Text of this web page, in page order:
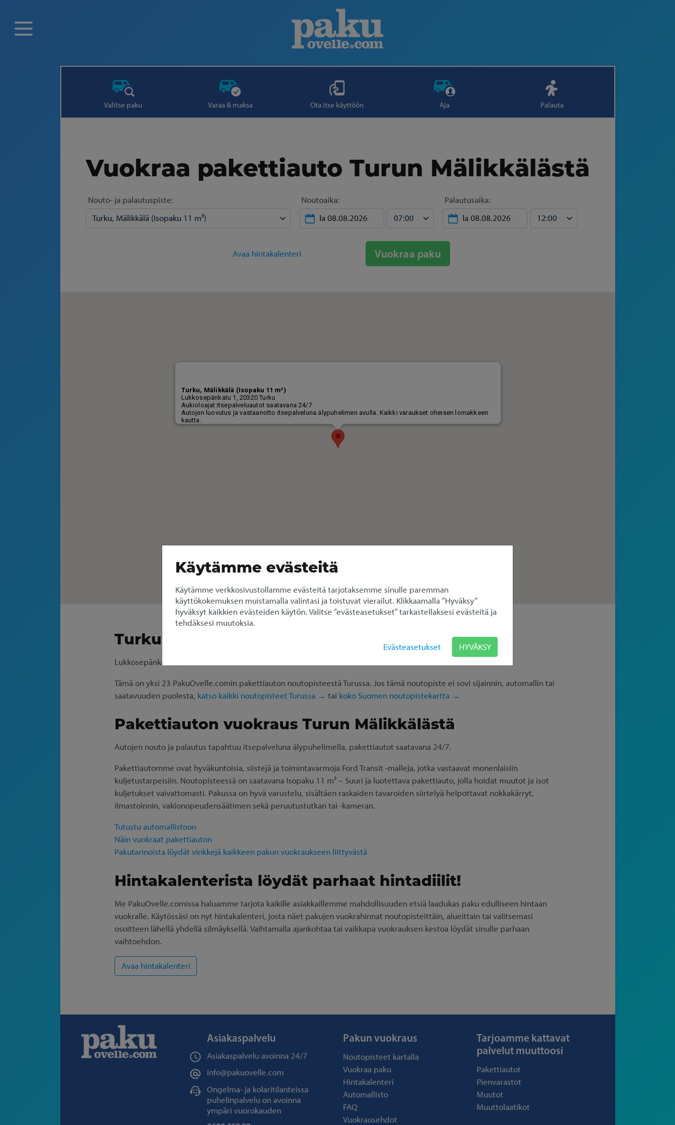
Valitse paku Varaa & maksa Ota itse käyttöön Aja Palauta
Vuokraa pakettiauto Turun Mälikkälästä
Nouto- ja palautuspiste: Noutoaika: Palautusaika:
Avaa hintakalenteri Vuokraa paku
Turku, Mälikkälä (Isopaku 11 m³)
Lukkosepänkatu 1, 20320 Turku
Tämä on yksi 23 PakuOvelle.comin pakettiauton noutopisteestä Turussa. Jos tämä noutopiste ei sovi sijainnin, automallin tai
saatavuuden puolesta, katso kaikki noutopisteet Turussa → tai koko Suomen noutopistekartta →
Pakettiauton vuokraus Turun Mälikkälästä
Autojen nouto ja palautus tapahtuu itsepalveluna älypuhelimella, pakettiautot saatavana 24/7.
Pakettiautomme ovat hyväkuntoisia, siistejä ja toimintavarmoja Ford Transit -malleja, jotka vastaavat monenlaisiin
kuljetustarpeisiin. Noutopisteessä on saatavana Isopaku 11 m³ – Suuri ja luotettava pakettiauto, jolla hoidat muutot ja isot
kuljetukset vaivattomasti. Pakussa on hyvä varustelu, sisältäen raskaiden tavaroiden siirtelyä helpottavat nokkakärryt,
ilmastoinnin, vakionopeudensäätimen sekä peruutustutkan tai -kameran.
Tutustu automallistoon
Näin vuokraat pakettiauton
Pakutarinoista löydät vinkkejä kaikkeen pakun vuokraukseen liittyvästä
Hintakalenterista löydät parhaat hintadiilit!
Me PakuOvelle.comissa haluamme tarjota kaikille asiakkaillemme mahdollisuuden etsiä laadukas paku edulliseen hintaan
vuokralle. Käytössäsi on nyt hintakalenteri, josta näet pakujen vuokrahinnat noutopisteittäin, alueittain tai valitsemasi
osoitteen lähellä yhdellä silmäyksellä. Vaihtamalla ajankohtaa tai vaikkapa vuokrauksen kestoa löydät sinulle parhaan
vaihtoehdon.
Asiakaspalvelu
Asiakaspalvelu avoinna 24/7
info@pakuovelle.com
Ongelma- ja kolaritilanteissa
puhelinpalvelu on avoinna
ympäri vuorokauden
Pakun vuokraus
Noutopisteet kartalla
Vuokraa paku
Hintakalenteri
Automallisto
FAQ
Vuokrausehdot
Tarjoamme kattavat
palvelut muuttoosi
Pakettiautot
Pienvarastot
Muutot
Muuttolaatikot
Käytämme evästeitä
Käytämme verkkosivustollamme evästeitä tarjotaksemme sinulle paremman
käyttökokemuksen muistamalla valintasi ja toistuvat vierailut. Klikkaamalla ”Hyväksy”
hyväksyt kaikkien evästeiden käytön. Valitse ”evästeasetukset” tarkastellaksesi evästeitä ja
tehdäksesi muutoksia.
Evästeasetukset HYVÄKSY